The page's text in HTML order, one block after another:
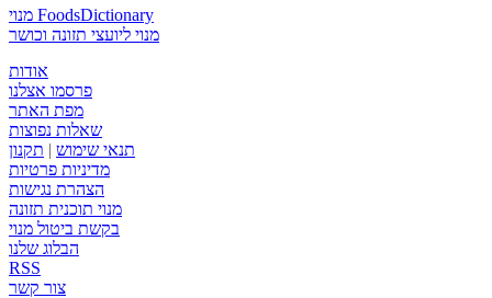
מנוי FoodsDictionary
מנוי ליועצי תזונה וכושר
אודות
פרסמו אצלנו
מפת האתר
שאלות נפוצות
תנאי שימוש | תקנון
מדיניות פרטיות
הצהרת נגישות
מנוי תוכנית תזונה
בקשת ביטול מנוי
הבלוג שלנו
RSS
צור קשר